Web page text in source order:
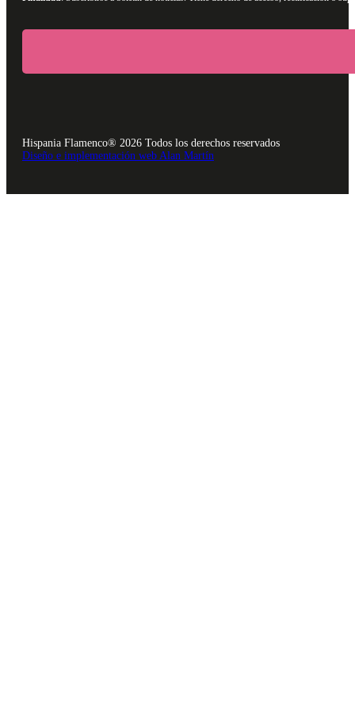
Hispania Flamenco® 2026 Todos los derechos reservados
Diseño e implementación web Alan Martín